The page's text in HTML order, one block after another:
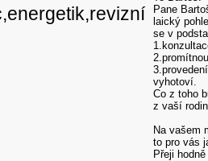
Pane
laický
se v
vyhotoví.
Co z toho
z vaší
Na vašem
to pro vás
Přeji